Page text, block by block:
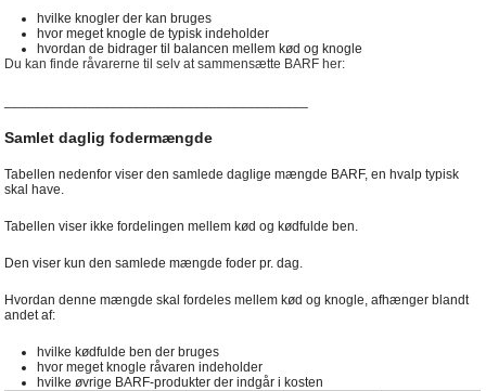
hvilke knogler der kan bruges
hvor meget knogle de typisk indeholder
hvordan de bidrager til balancen mellem kød og knogle
Du kan finde råvarerne til selv at sammensætte BARF her:
Samlet daglig fodermængde
Tabellen nedenfor viser den samlede daglige mængde BARF, en hvalp typisk
skal have.
Tabellen viser ikke fordelingen mellem kød og kødfulde ben.
Den viser kun den samlede mængde foder pr. dag.
Hvordan denne mængde skal fordeles mellem kød og knogle, afhænger blandt
andet af:
hvilke kødfulde ben der bruges
hvor meget knogle råvaren indeholder
hvilke øvrige BARF-produkter der indgår i kosten